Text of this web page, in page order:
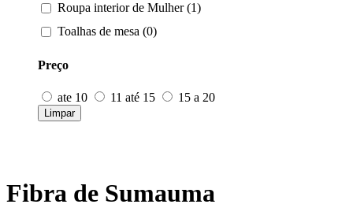
Roupa interior de Mulher (1)
Toalhas de mesa (0)
Preço
ate 10 11 até 15 15 a 20
Limpar
Fibra de Sumauma